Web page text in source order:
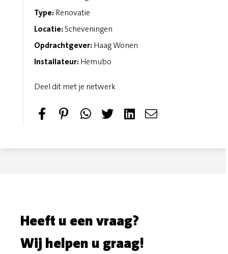
Type: Renovatie
Locatie: Scheveningen
Opdrachtgever: Haag Wonen
Installateur: Hemubo
Deel dit met je netwerk
S
o
n
P
T
S
Heeft u een vraag?
Wij helpen u graag!